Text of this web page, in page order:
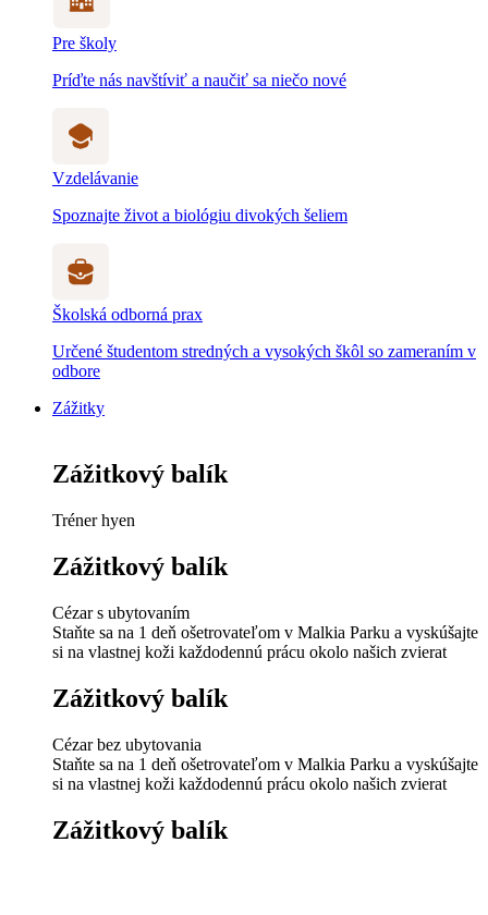
Pre školy
Príďte nás navštíviť a naučiť sa niečo nové
Vzdelávanie
Spoznajte život a biológiu divokých šeliem
Školská odborná prax
Určené študentom stredných a vysokých škôl so zameraním v
odbore
Zážitky
Zážitkový balík
Tréner hyen
Zážitkový balík
Cézar s ubytovaním
Staňte sa na 1 deň ošetrovateľom v Malkia Parku a vyskúšajte
si na vlastnej koži každodennú prácu okolo našich zvierat
Zážitkový balík
Cézar bez ubytovania
Staňte sa na 1 deň ošetrovateľom v Malkia Parku a vyskúšajte
si na vlastnej koži každodennú prácu okolo našich zvierat
Zážitkový balík